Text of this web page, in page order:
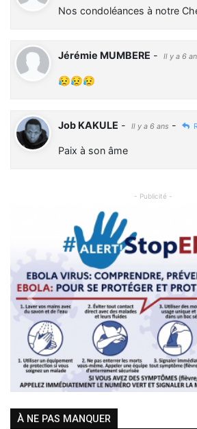
Nos condoléances à notre
Jérémie MUMBERE - Il y a 6
😥😥😥
Job KAKULE - Il y a 6 ans -
Paix à son âme
- Publicité -
Previous
À NE PAS MANQUER